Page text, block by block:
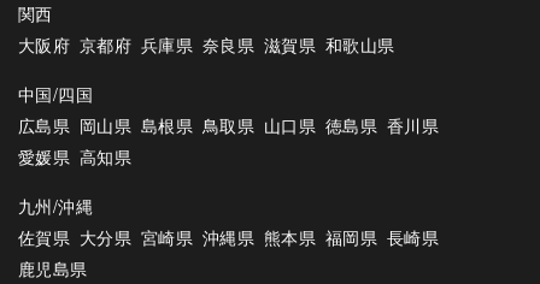
関西
大阪府 京都府 兵庫県 奈良県 滋賀県 和歌山県
中国/四国
広島県 岡山県 島根県 鳥取県 山口県 徳島県 香川県
愛媛県 高知県
九州/沖縄
佐賀県 大分県 宮崎県 沖縄県 熊本県 福岡県 長崎県
鹿児島県